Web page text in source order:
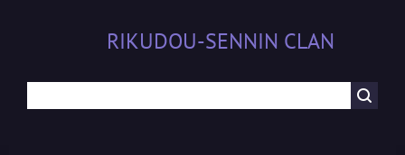
RIKUDOU-SENNIN CLAN